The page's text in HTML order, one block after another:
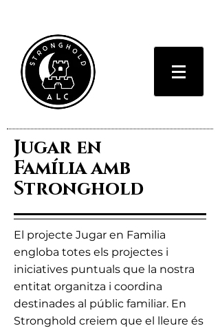
Jugar en
Família amb
Stronghold
El projecte Jugar ​en Familia
engloba totes els projectes i
iniciatives puntuals que la nostra
entitat organitza i coordina
destinades al públic familiar. En
Stronghold creiem que el lleure és